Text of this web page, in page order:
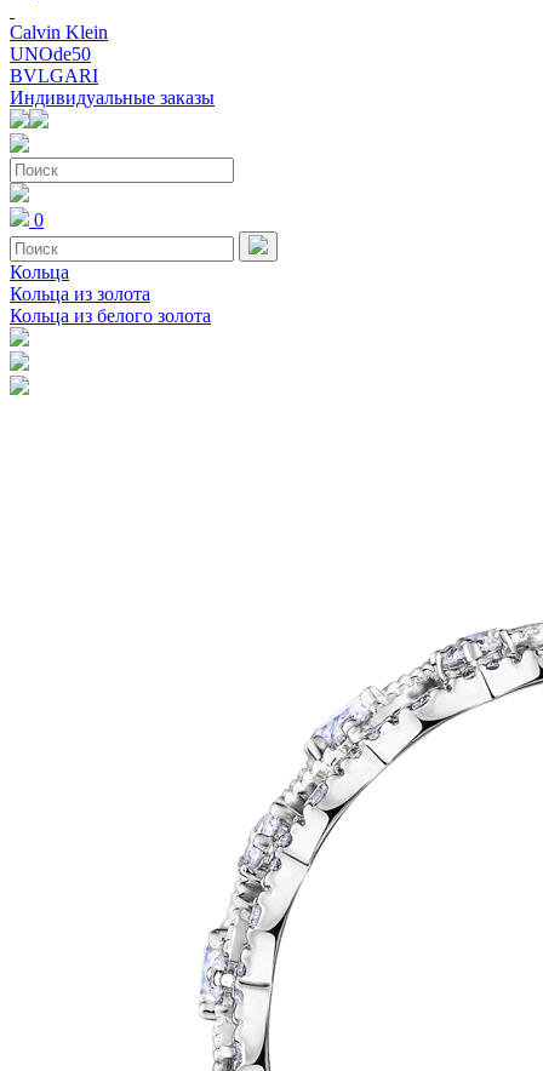
Calvin Klein
UNOde50
BVLGARI
Индивидуальные заказы
0
Кольца
Кольца из золота
Кольца из белого золота